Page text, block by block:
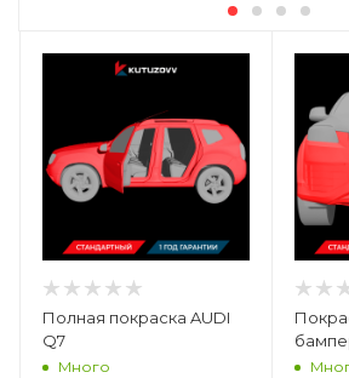
Полная покраска AUDI
Q7
Много